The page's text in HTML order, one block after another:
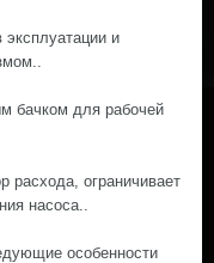
и
бачком для рабочей
расхода, ограничивает
насоса..
особенности